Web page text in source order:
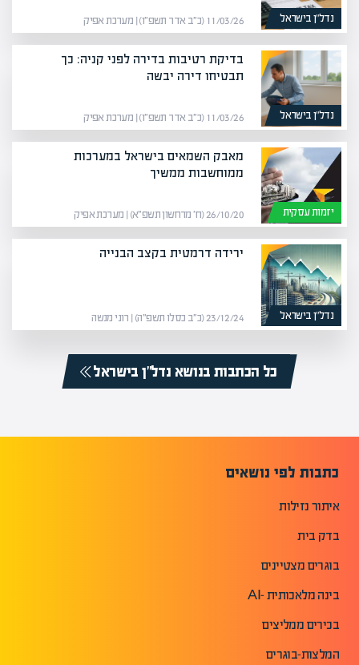
נדל”ן בישראל 11/03/26 (כ״ב אדר תשפ״ו) | מערכת אפיק
נדל”ן בישראל
בדיקת רטיבות בדירה לפני קניה: כך
תבטיחו דירה יבשה
11/03/26 (כ״ב אדר תשפ״ו) | מערכת אפיק
יזמות עסקית
מאבק השמאים בישראל במערכות
ממוחשבות ממשיך
26/10/20 (ח׳ מרחשון תשפ״א) | מערכת אפיק
נדל”ן בישראל
ירידה דרמטית בקצב הבנייה
23/12/24 (כ״ב כסלו תשפ״ה) | רוני מנשה
כל הכתבות בנושא נדל”ן בישראל
כתבות לפי נושאים
איתור נזילות
בדק בית
בוגרים מצטיינים
בינה מלאכותית -AI
בכירים ממליצים
המלצות-בוגרים